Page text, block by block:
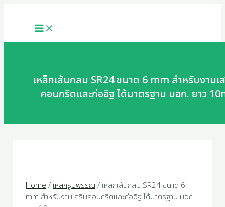
เหล็กเส้นกลม SR24 ขนาด 6 mm สำหรับงานเ
คอนกรีตและก่ออิฐ ได้มาตรฐาน มอก. ยาว
Home / เหล็กรูปพรรณ / เหล็กเส้นกลม SR24 ขนาด 6
mm สำหรับงานเสริมคอนกรีตและก่ออิฐ ได้มาตรฐาน มอก.
กลม
SR24
สำหรับ
มอก.
ยาว
สำหรับ
ได้
quantity